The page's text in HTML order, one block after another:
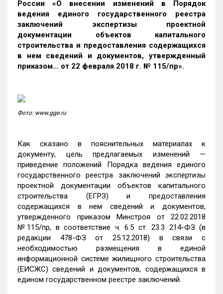
России «О внесении изменений в Порядок
ведения единого государственного реестра
заключений экспертизы проектной
документации объектов капитального
строительства и предоставления содержащихся
в нем сведений и документов, утвержденный
приказом… от 22 февраля 2018 г. № 115/пр».
Фото: www.gge.ru
Как сказано в пояснительных материалах к
документу, цель предлагаемых изменений —
приведение положений Порядка ведения единого
государственного реестра заключений экспертизы
проектной документации объектов капитального
строительства (ЕГРЗ) и предоставления
содержащихся в нем сведений и документов,
утвержденного приказом Минстроя от 22.02.2018
№115/пр, в соответствие ч. 6.5 ст. 23.3 214-ФЗ (в
редакции 478-ФЗ от 25.12.2018) в связи с
необходимостью размещения в единой
информационной системе жилищного строительства
(ЕИСЖС) сведений и документов, содержащихся в
едином государственном реестре заключений.